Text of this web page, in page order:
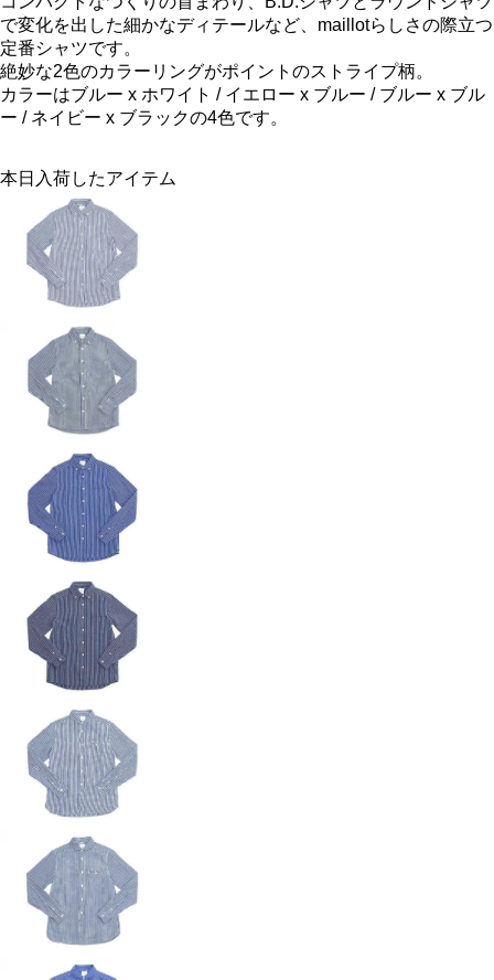
で変化を出した細かなディテールなど、maillotらしさの際立つ
定番シャツです。
絶妙な2色のカラーリングがポイントのストライプ柄。
カラーはブルー x ホワイト / イエロー x ブルー / ブルー x ブル
ー / ネイビー x ブラックの4色です。
本日入荷したアイテム